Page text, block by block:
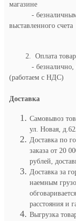
магазине
- безналичным
выставленного счета
2. Оплата товара
- безналично,
(работаем с НДС)
Доставка
Самовывоз
ул. Новая,
Доставка по
заказа от 20
рублей,
Доставка за
наемным
расстояния и
Выгрузка